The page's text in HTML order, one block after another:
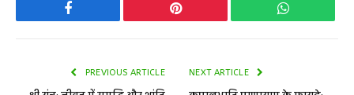
Facebook Pinterest WhatsApp
PREVIOUS ARTICLE NEXT ARTICLE